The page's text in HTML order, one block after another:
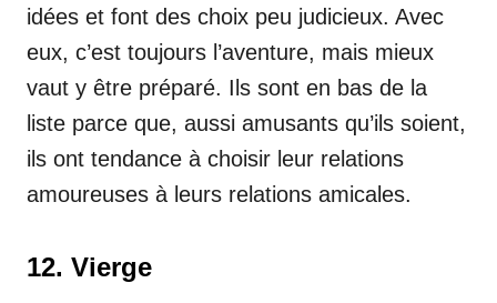
idées et font des choix peu judicieux. Avec
eux, c’est toujours l’aventure, mais mieux
vaut y être préparé. Ils sont en bas de la
liste parce que, aussi amusants qu’ils soient,
ils ont tendance à choisir leur relations
amoureuses à leurs relations amicales.
12. Vierge